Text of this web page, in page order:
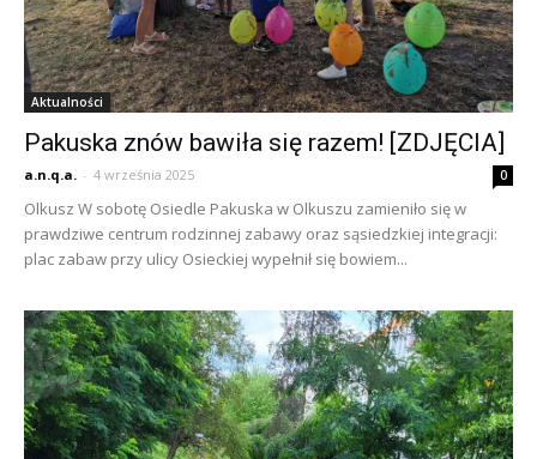
Aktualności
Pakuska znów bawiła się razem! [ZDJĘCIA]
a.n.q.a. - 4 września 2025 0
Olkusz W sobotę Osiedle Pakuska w Olkuszu zamieniło się w
prawdziwe centrum rodzinnej zabawy oraz sąsiedzkiej integracji:
plac zabaw przy ulicy Osieckiej wypełnił się bowiem...